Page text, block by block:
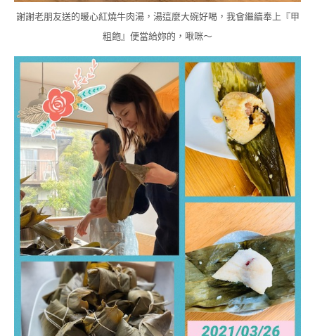
謝謝老朋友送的暖心紅燒牛肉湯，湯這麼大碗好喝，我會繼續奉上『甲
粗飽』便當給妳的，啾咪～